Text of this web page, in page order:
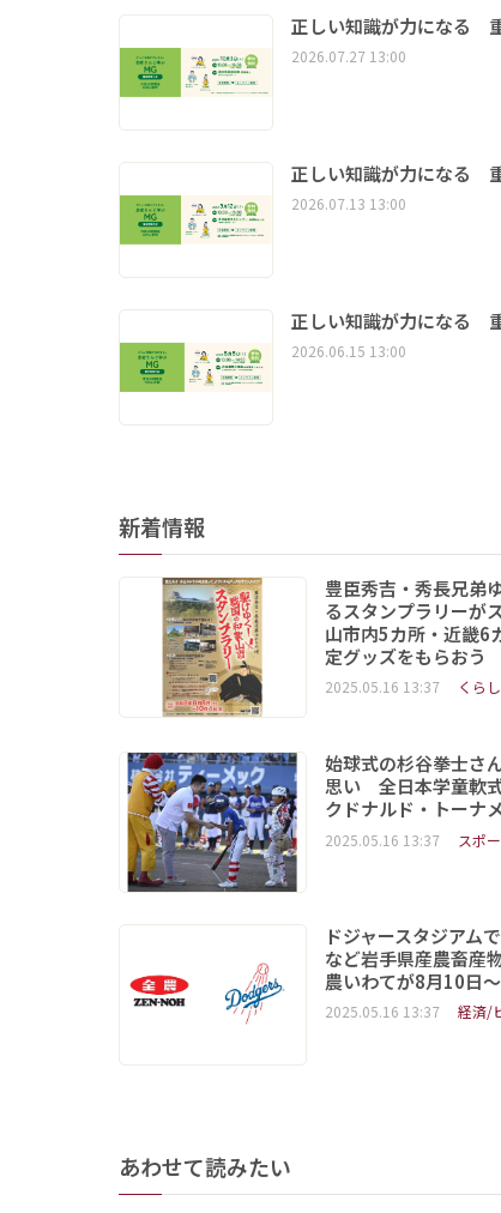
正しい知識が力になる
2026.07.27 13:00
正しい知識が力になる
2026.07.13 13:00
正しい知識が力になる
2026.06.15 13:00
新着情報
豊臣秀吉・秀長兄弟
るスタンプラリー
山市内5カ所・近畿6
定グッズをもらおう
2025.05.16 13:37 くらし
始球式の杉谷拳士さ
思い 全日本学童軟
クドナルド・トーナ
2025.05.16 13:37 スポ
ドジャースタジアム
など岩手県産農畜産
農いわてが8月10日
2025.05.16 13:37 経済/
あわせて読みたい